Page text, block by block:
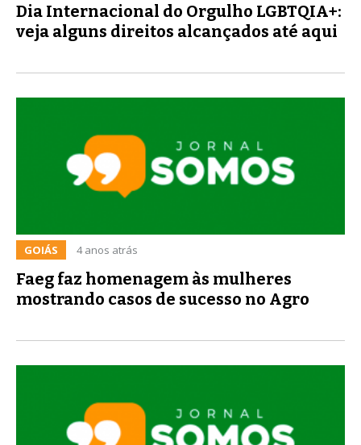
Dia Internacional do Orgulho LGBTQIA+:
veja alguns direitos alcançados até aqui
GOIÁS 4 anos atrás
Faeg faz homenagem às mulheres
mostrando casos de sucesso no Agro